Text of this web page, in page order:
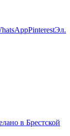
PinterestЭл.
в Брестской